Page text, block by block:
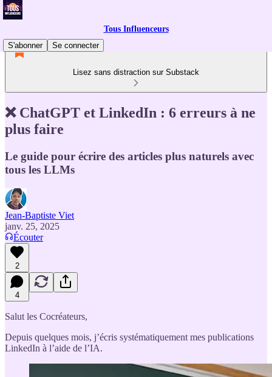
Tous Influenceurs
S'abonner
Se connecter
Lisez sans distraction sur Substack
❌ ChatGPT et LinkedIn : 6 erreurs à ne
plus faire
Le guide pour écrire des articles plus naturels avec
tous les LLMs
Jean-Baptiste Viet
janv. 25, 2025
Écouter
2
4
Salut les Cocréateurs,
Depuis quelques mois, j’écris systématiquement mes publications
LinkedIn à l’aide de l’IA.